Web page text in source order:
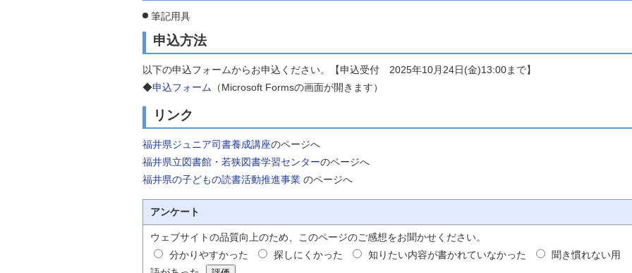
筆記用具
申込方法
以下の申込フォームからお申込ください。【申込受付 2025年10月24日(金)13:00まで】
◆申込フォーム （Microsoft Formsの画面が開きます）
リンク
福井県ジュニア司書養成講座のページへ
福井県立図書館・若狭図書学習センターのページへ
福井県の子どもの読書活動推進事業 のページへ
アンケート
ウェブサイトの品質向上のため、このページのご感想をお聞かせください。
分かりやすかった
探しにくかった 知りたい内容が書かれていなかった
聞き慣れない用